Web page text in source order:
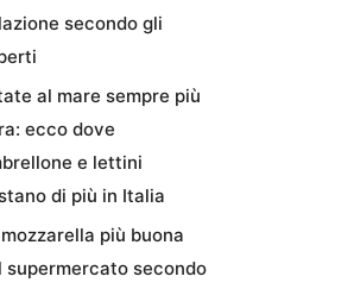
secondo gli
al mare sempre più
ecco dove
e lettini
di più in Italia
più buona
supermercato secondo